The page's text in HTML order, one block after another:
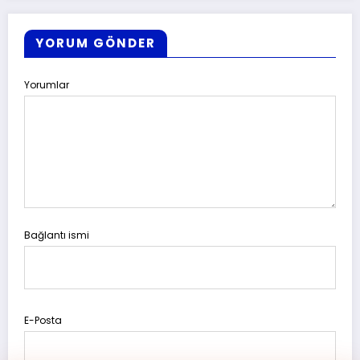
YORUM GÖNDER
Yorumlar
Bağlantı ismi
E-Posta